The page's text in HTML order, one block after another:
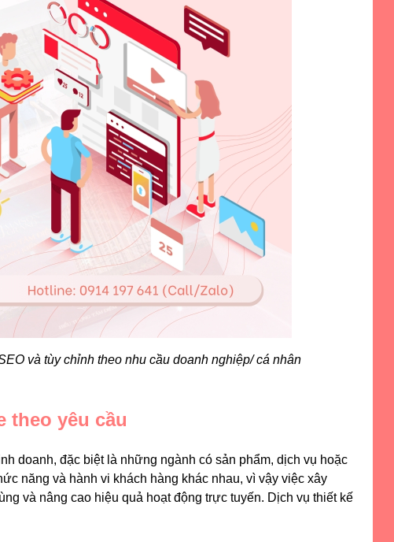
và tùy chỉnh theo nhu cầu doanh nghiệp/ cá nhân
theo yêu cầu
doanh, đặc biệt là những ngành có sản phẩm, dịch vụ hoặc
năng và hành vi khách hàng khác nhau, vì vậy việc xây
và nâng cao hiệu quả hoạt động trực tuyến. Dịch vụ thiết kế